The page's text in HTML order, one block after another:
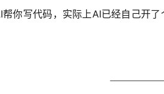
你写代码，实际上AI已经自己开